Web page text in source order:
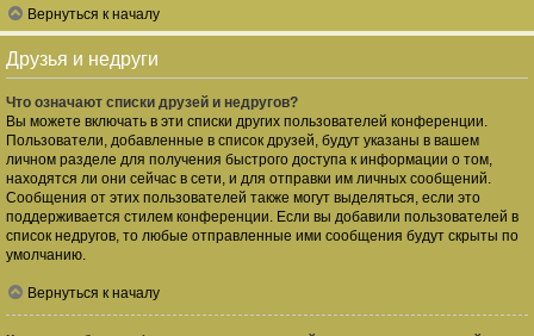
Вернуться к началу
Друзья и недруги
Что означают списки друзей и недругов?
Вы можете включать в эти списки других пользователей конференции.
Пользователи, добавленные в список друзей, будут указаны в вашем
личном разделе для получения быстрого доступа к информации о том,
находятся ли они сейчас в сети, и для отправки им личных сообщений.
Сообщения от этих пользователей также могут выделяться, если это
поддерживается стилем конференции. Если вы добавили пользователей в
список недругов, то любые отправленные ими сообщения будут скрыты по
умолчанию.
Вернуться к началу